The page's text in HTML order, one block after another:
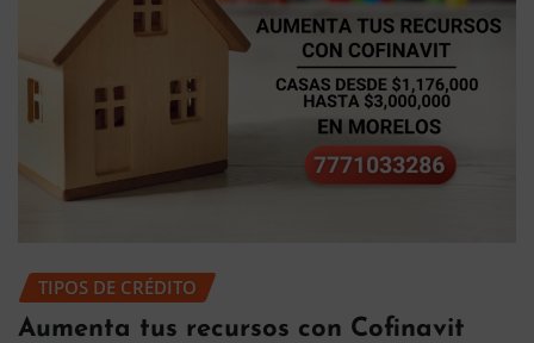
TIPOS DE CRÉDITO
Aumenta tus recursos con Cofinavit